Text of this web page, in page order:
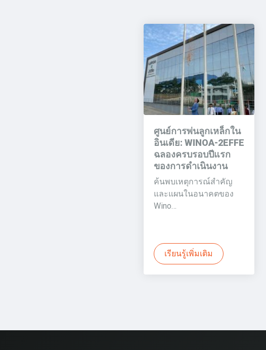
ศูนย์การพ่นลูกเหล็กใน
อินเดีย: WINOA-2EFFE
ฉลองครบรอบปีแรก
ของการดำเนินงาน
ค้นพบเหตุการณ์สำคัญ
และแผนในอนาคตของ
Wino…
เรียนรู้เพิ่มเติม